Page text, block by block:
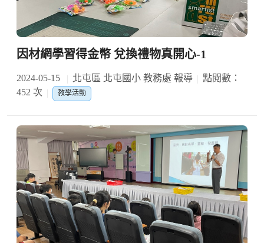
因材網學習得金幣 兌換禮物真開心-1
2024-05-15 北屯區 北屯國小 教務處 報導
點閱數：
452 次
教學活動